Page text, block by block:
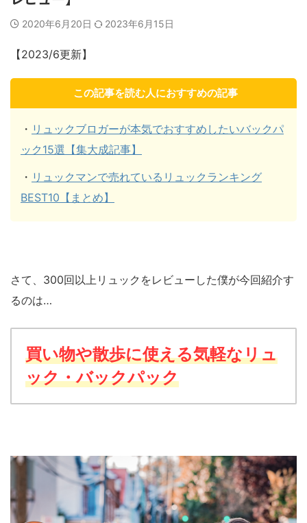
2020年6月20日 2023年6月15日
【2023/6更新】
この記事を読む人におすすめの記事
・ リュックブロガーが本気でおすすめしたいバックパ
ック15選【集大成記事】
・ リュックマンで売れているリュックランキング
BEST10【まとめ】
さて、300回以上リュックをレビューした僕が今回紹介す
るのは…
買い物や散歩に使える気軽なリュ
ック・バックパック